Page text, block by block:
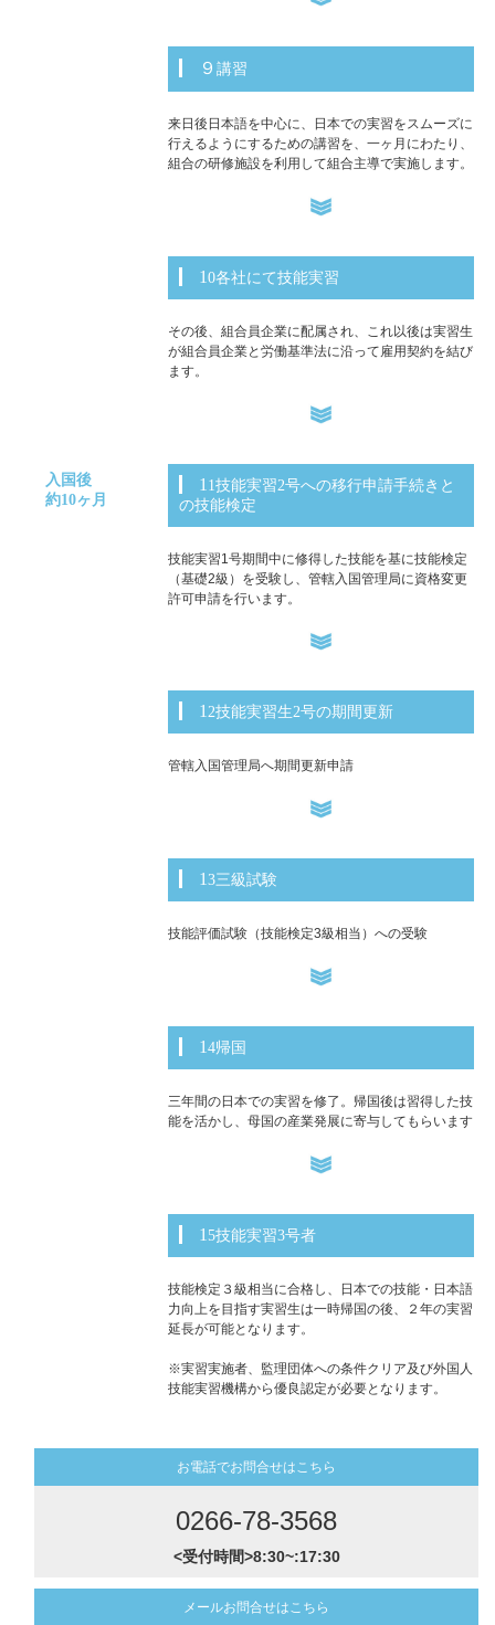
９講習
来日後日本語を中心に、日本での実習をスムーズに
行えるようにするための講習を、一ヶ月にわたり、
組合の研修施設を利用して組合主導で実施します。
10各社にて技能実習
その後、組合員企業に配属され、これ以後は実習生
が組合員企業と労働基準法に沿って雇用契約を結び
ます。
入国後
約10ヶ月
11技能実習2号への移行申請手続きと
の技能検定
技能実習1号期間中に修得した技能を基に技能検定
（基礎2級）を受験し、管轄入国管理局に資格変更
許可申請を行います。
12技能実習生2号の期間更新
管轄入国管理局へ期間更新申請
13三級試験
技能評価試験（技能検定3級相当）への受験
14帰国
三年間の日本での実習を修了。帰国後は習得した技
能を活かし、母国の産業発展に寄与してもらいます
15技能実習3号者
技能検定３級相当に合格し、日本での技能・日本語
力向上を目指す実習生は一時帰国の後、２年の実習
延長が可能となります。
※実習実施者、監理団体への条件クリア及び外国人
技能実習機構から優良認定が必要となります。
お電話でお問合せはこちら
0266-78-3568
<受付時間>8:30~:17:30
メールお問合せはこちら